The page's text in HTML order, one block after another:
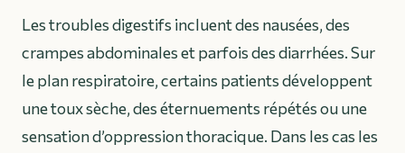
Les troubles digestifs incluent des nausées, des
crampes abdominales et parfois des diarrhées. Sur
le plan respiratoire, certains patients développent
une toux sèche, des éternuements répétés ou une
sensation d’oppression thoracique. Dans les cas les